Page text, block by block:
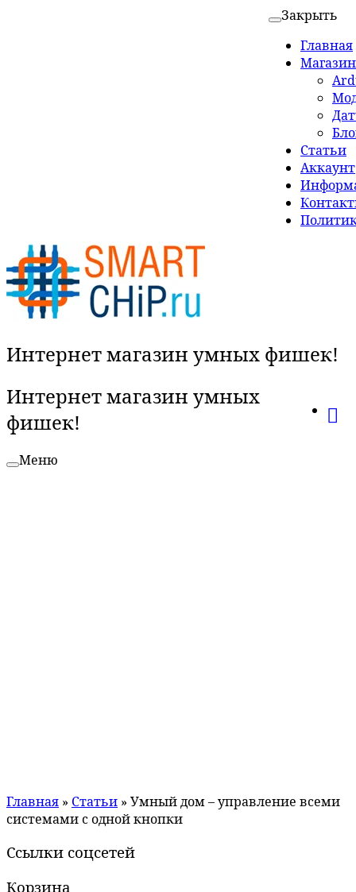
Закрыть
Главная
Магазин
Статьи
Аккаунт
Интернет магазин умных фишек!
Интернет магазин умных
фишек!
Меню
Главная » Статьи » Умный дом – управление всеми
системами с одной кнопки
Ссылки соцсетей
Корзина